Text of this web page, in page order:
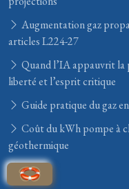
Augmentation gaz
articles L224-27
Quand l’IA appauvrit la
liberté et l’esprit critique
Guide pratique du gaz
Coût du kWh pompe à
géothermique